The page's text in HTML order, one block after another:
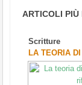
ARTICOLI PIÙ
Scritture
LA TEORIA